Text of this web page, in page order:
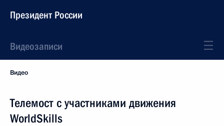
Президент России
Видеозаписи
Видео
Телемост с участниками движения
WorldSkills